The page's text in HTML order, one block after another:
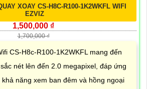
XOAY CS-H8C-R100-1K2WKFL WIFI
EZVIZ
1,500,000 ₫
1,700,000 ₫
CS-H8c-R100-1K2WKFL mang đến
nét lên đến 2.0 megapixel, đáp ứng
năng xem ban đêm và hồng ngoại